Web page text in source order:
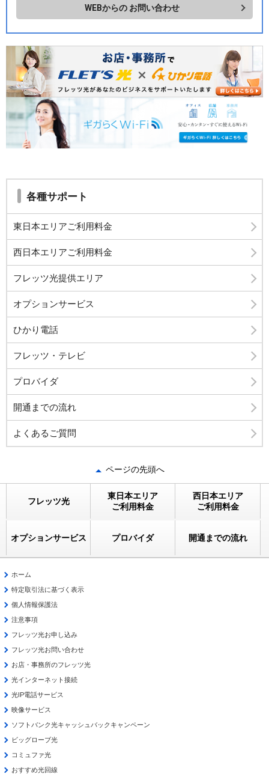
WEBからの お問い合わせ
各種サポート
東日本エリアご利用料金
西日本エリアご利用料金
フレッツ光提供エリア
オプションサービス
ひかり電話
フレッツ・テレビ
プロバイダ
開通までの流れ
よくあるご質問
ページの先頭へ
フレッツ光
東日本エリア
ご利用料金
西日本エリア
ご利用料金
オプションサービス プロバイダ 開通までの流れ
ホーム
特定取引法に基づく表示
個人情報保護法
注意事項
フレッツ光お申し込み
フレッツ光お問い合わせ
お店・事務所のフレッツ光
光インターネット接続
光IP電話サービス
映像サービス
ソフトバンク光キャッシュバックキャンペーン
ビッグローブ光
コミュファ光
おすすめ光回線